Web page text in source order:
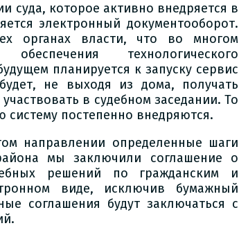
которое активно внедряется в
электронный документооборот.
органах власти, что во многом
технологического
планируется к запуску сервис
не выходя из дома, получать
в судебном заседании. То
систему постепенно внедряются.
направлении определенные шаги
мы заключили соглашение о
решений по гражданским и
виде, исключив бумажный
соглашения будут заключаться с